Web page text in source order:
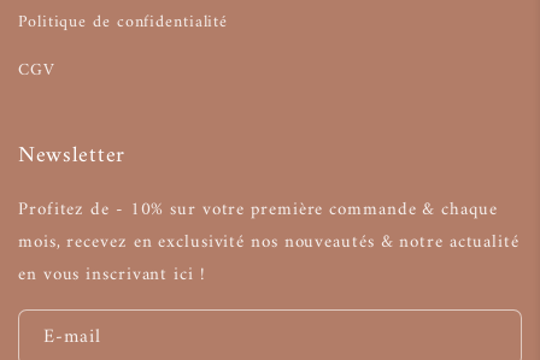
Politique de confidentialité
CGV
Newsletter
Profitez de - 10% sur votre première commande & chaque
mois, recevez en exclusivité nos nouveautés & notre actualité
en vous inscrivant ici !
E-mail